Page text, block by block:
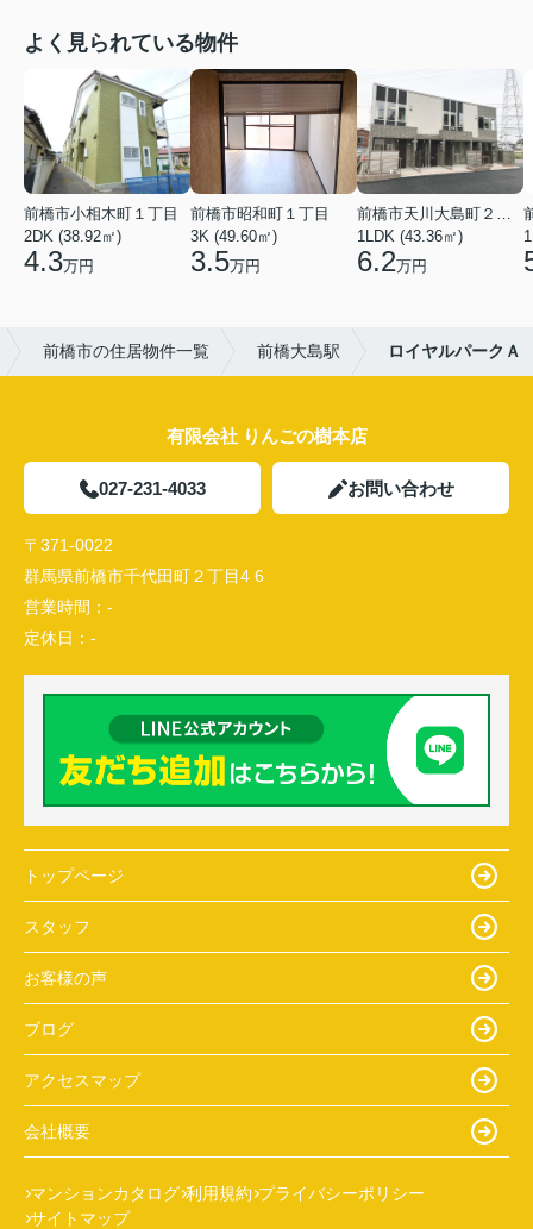
よく見られている物件
前橋市小相木町１丁目
2DK (38.92㎡)
4.3万円
前橋市昭和町１丁目
3K (49.60㎡)
3.5万円
前橋市天川大島町２丁目
1LDK (43.36㎡)
6.2万円
前橋市の住居物件一覧 前橋大島駅 ロイヤルパークＡ
有限会社 りんごの樹本店
027-231-4033 お問い合わせ
〒371-0022
群馬県前橋市千代田町２丁目4 6
営業時間： -
定休日： -
トップページ
スタッフ
お客様の声
ブログ
アクセスマップ
会社概要
マンションカタログ 利用規約 プライバシーポリシー
サイトマップ